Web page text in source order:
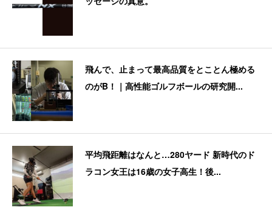
飛んで、止まって最高品質をとことん極める
のがB！｜高性能ゴルフボールの研究開...
平均飛距離はなんと…280ヤード 新時代のド
ラコン女王は16歳の女子高生！後...